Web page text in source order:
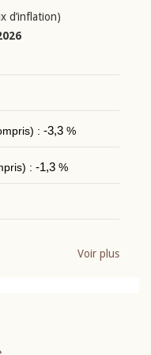
d’inflation)
: -3,3%
: -1,3%
Voir plus